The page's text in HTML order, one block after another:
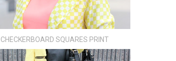
CHECKERBOARD SQUARES PRINT